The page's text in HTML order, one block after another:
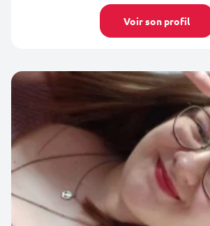
Voir son profil